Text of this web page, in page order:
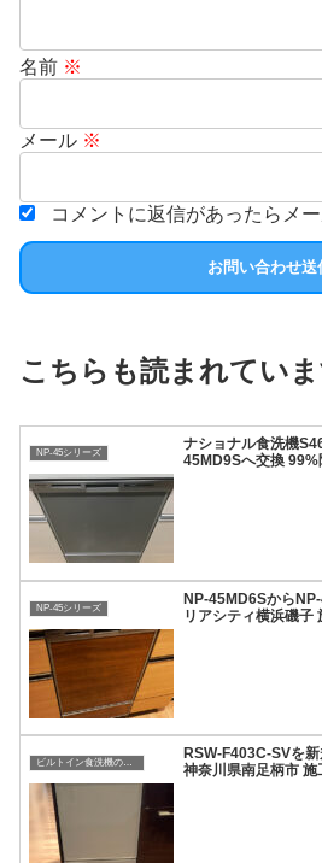
名前 ※
メール ※
コメントに返信があったらメー
こちらも読まれてい
NP-45シリーズ
ナショナル食洗機
45MD9Sへ交換 99%
NP-45シリーズ
NP-45MD6Sから
リアシティ横浜磯子
ビルトイン食洗機の複雑な設置工事もお任せください！
RSW-F403C-SVを
神奈川県南足柄市 施